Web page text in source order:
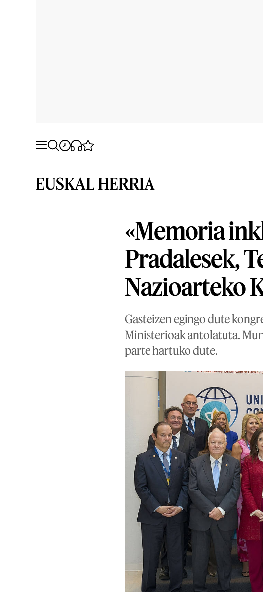
EUSKAL HERRIA
«Memoria
Pradalesek,
Nazioarteko
Gasteizen egingo dute
Ministerioak antolatuta.
parte hartuko dute.